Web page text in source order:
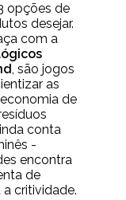
opções de
desejar.
com a
, são jogos
as
de
conta
-
encontra
de
critividade.